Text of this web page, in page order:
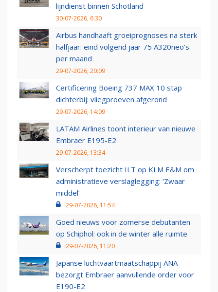
lijndienst binnen Schotland
30-07-2026, 6:30
Airbus handhaaft groeiprognoses na sterk
halfjaar: eind volgend jaar 75 A320neo’s
per maand
29-07-2026, 20:09
Certificering Boeing 737 MAX 10 stap
dichterbij: vliegproeven afgerond
29-07-2026, 14:09
LATAM Airlines toont interieur van nieuwe
Embraer E195-E2
29-07-2026, 13:34
Verscherpt toezicht ILT op KLM E&M om
administratieve verslaglegging: ‘Zwaar
middel’
29-07-2026, 11:54
Goed nieuws voor zomerse debutanten
op Schiphol: ook in de winter alle ruimte
29-07-2026, 11:20
Japanse luchtvaartmaatschappij ANA
bezorgt Embraer aanvullende order voor
E190-E2